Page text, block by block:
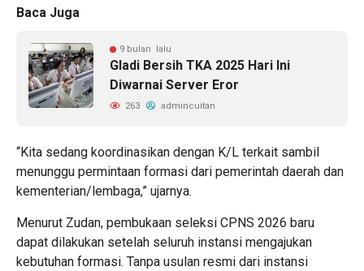
Baca Juga
9 bulan lalu
Gladi Bersih TKA 2025 Hari Ini
Diwarnai Server Eror
263 admincuitan
“Kita sedang koordinasikan dengan K/L terkait sambil
menunggu permintaan formasi dari pemerintah daerah dan
kementerian/lembaga,” ujarnya.
Menurut Zudan, pembukaan seleksi CPNS 2026 baru
dapat dilakukan setelah seluruh instansi mengajukan
kebutuhan formasi. Tanpa usulan resmi dari instansi